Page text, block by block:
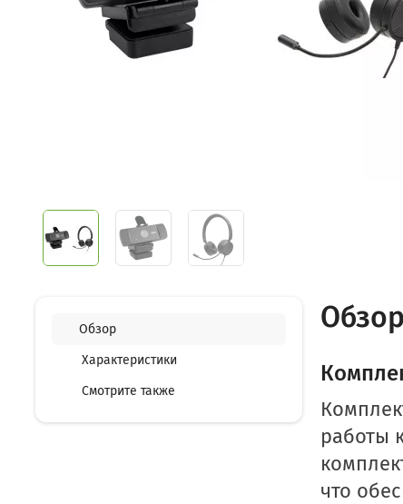
Обзор
Характеристики
Смотрите также
работы
что